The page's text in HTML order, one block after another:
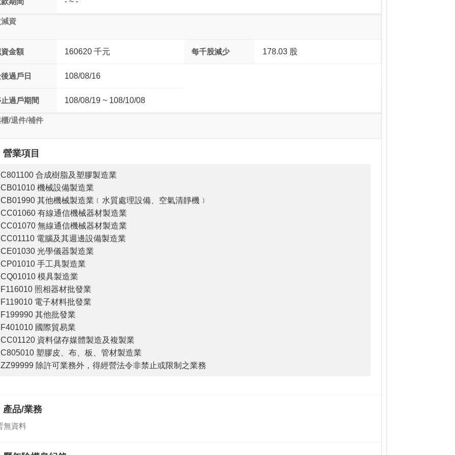
資
金額 160620 千元 每千股減少 178.03 股
過戶日 108/08/16
過戶期間 108/08/19 ~ 108/10/08
/退件/補件
營業項目
C801100 合成樹脂及塑膠製造業
CB01010 機械設備製造業
CB01990 其他機械製造業﹝水質處理設備、空氣清靜機﹞
CC01060 有線通信機械器材製造業
CC01070 無線通信機械器材製造業
CC01110 電腦及其週邊設備製造業
CE01030 光學儀器製造業
CP01010 手工具製造業
CQ01010 模具製造業
F116010 照相器材批發業
F119010 電子材料批發業
F199990 其他批發業
F401010 國際貿易業
CC01120 資料儲存媒體製造及複製業
C805010 塑膠皮、布、板、管材製造業
ZZ99999 除許可業務外，得經營法令非禁止或限制之業務
產品/業務
無資料